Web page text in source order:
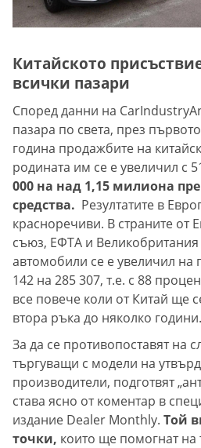
Китайското
всички пазари
Според данни на
пазара по света, през
година продажбите на
родината им се е увеличил с
000 на над 1,15 милиона
средства. Резултатите в
красноречиви. В страните от
съюз, ЕФТА и Великобритания
автомобили се е увеличил на
142 на 285 307, т.е. с 88
все повече коли от Китай ще
втора ръка до няколко години.
За да се противопоставят на
търгуващи с модели на
производители, подготвят
става ясно от коментар в
издание Dealer Monthly. Той
точки, които ще помогнат на